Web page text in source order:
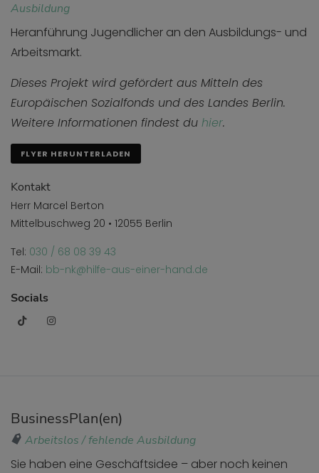
Ausbildung
Heranführung Jugendlicher an den Ausbildungs- und
Arbeitsmarkt.
Dieses Projekt wird gefördert aus Mitteln des
Europäischen Sozialfonds und des Landes Berlin.
Weitere Informationen findest du hier.
FLYER HERUNTERLADEN
Kontakt
Herr Marcel Berton
Mittelbuschweg 20 • 12055 Berlin
Tel: 030 / 68 08 39 43
E-Mail: bb-nk@hilfe-aus-einer-hand.de
Socials
BusinessPlan(en)
Arbeitslos / fehlende Ausbildung
Sie haben eine Geschäftsidee – aber noch keinen